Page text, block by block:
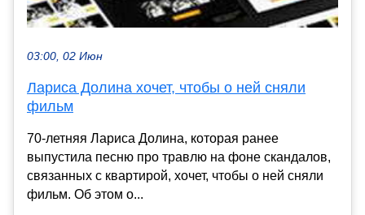
03:00, 02 Июн
Лариса Долина хочет, чтобы о ней сняли
фильм
70-летняя Лариса Долина, которая ранее
выпустила песню про травлю на фоне скандалов,
связанных с квартирой, хочет, чтобы о ней сняли
фильм. Об этом о...